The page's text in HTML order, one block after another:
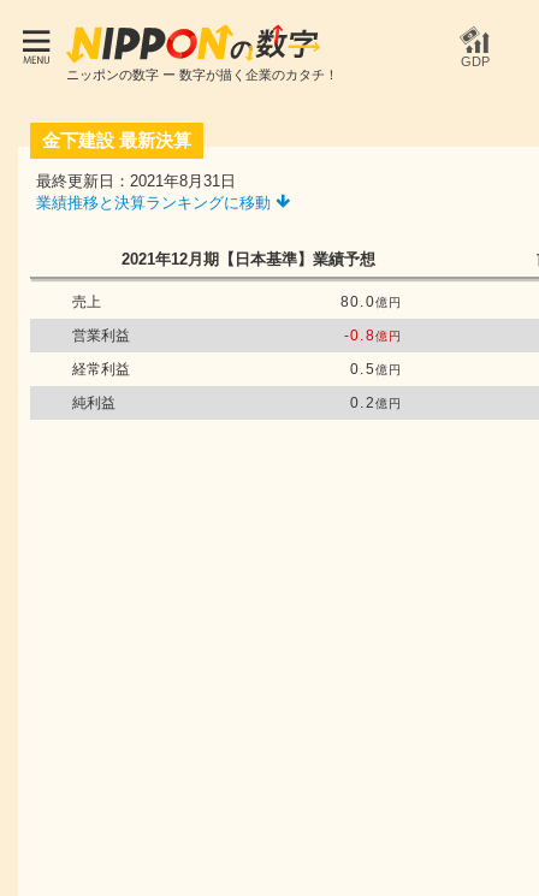
ニッポンの数字 ー 数字が描く企業のカタチ！
GDP
金下建設 最新決算
最終更新日：2021年8月31日
業績推移と決算ランキングに移動
2021年12月期 【日本基準】業績予想
売上 80.0億円
営業利益 -0.8億円
経常利益 0.5億円
純利益 0.2億円